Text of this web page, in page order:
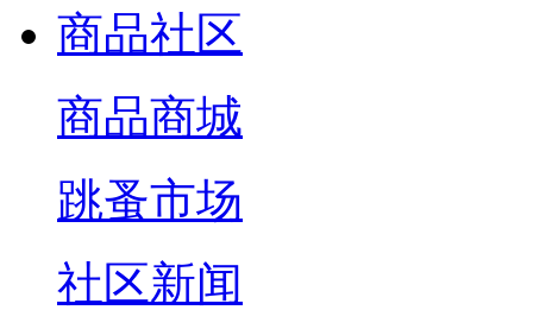
商品社区
商品商城
跳蚤市场
社区新闻